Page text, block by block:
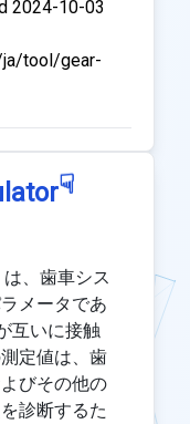
2024-10-03
ja/tool/gear-
☟
、歯車シス
メータであ
互いに接触
定値は、歯
びその他の
診断するた